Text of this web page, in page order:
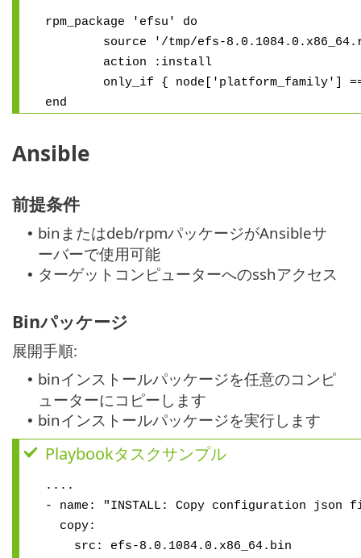
rpm_package 'efsu' do
source '/tmp/efs-
action :install
only_if { node['platform_family']
end
Ansible
前提条件
• binまたはdeb/rpmパッケージがAnsibleサ
ーバーで使用可能
• ターゲットコンピューターへのsshアクセス
Binパッケージ
展開手順:
• binインストールパッケージを任意のコンピ
ューターにコピーします
• binインストールパッケージを実行します
Playbookタスクサンプル
....
- name: "INSTALL: Copy configuration json
copy:
src: efs-8.0.1084.0.x86_64.bin